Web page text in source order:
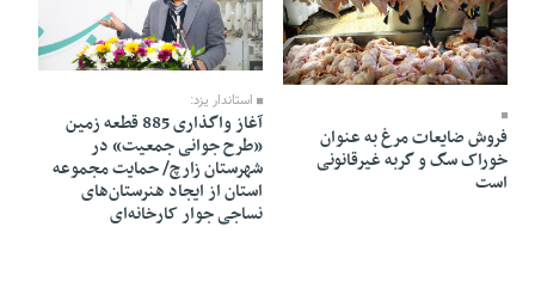
23 Bahman 1403 - 21:28
فروش ضایعات مرغ به عنوان
خوراک سگ و گربه غیرقانونی
است
21 Bahman 1403 - 13:34
استاندار یزد:
آغاز واگذاری 885 قطعه زمین
«طرح جوانی جمعیت» در
شهرستان زارچ/ حمایت مجموعه
استان از ایجاد هنرستان‌های
نساجی جوار کارخانه‌ای